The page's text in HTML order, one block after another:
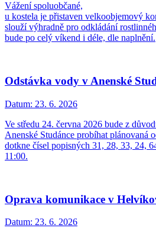
Vážení spoluobčané,
u kostela je přistaven velkoobjemový
slouží výhradně pro odkládání
bude po celý víkend i déle, dle naplnění.
Odstávka vody v Anenské
Datum: 23. 6. 2026
Ve středu 24. června 2026 bude z
Anenské Studánce probíhat plánovaná
dotkne čísel popisných 31, 28, 33, 24,
11:00.
Oprava komunikace v
Datum: 23. 6. 2026